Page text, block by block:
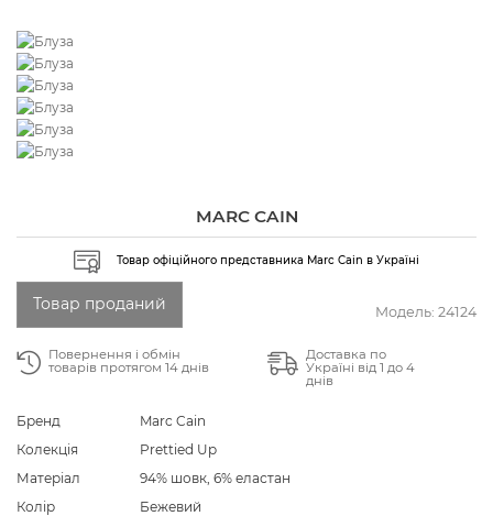
MARC CAIN
Товар офіційного представника Marc Cain в Україні
Модель: 24124
Товар проданий
Повернення і обмін
товарів протягом 14 днів
Доставка по
Україні від 1 до 4
днів
Бренд
Marc Cain
Колекція
Prettied Up
Матеріал
94% шовк, 6% еластан
Колір
Бежевий